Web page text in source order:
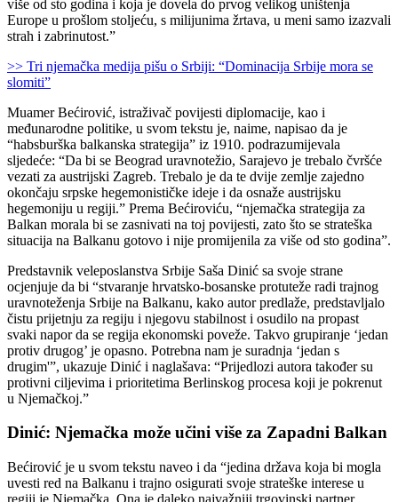
više od sto godina i koja je dovela do prvog velikog uništenja
Europe u prošlom stoljeću, s milijunima žrtava, u meni samo izazvali
strah i zabrinutost.”
>> Tri njemačka medija pišu o Srbiji: “Dominacija Srbije mora se
slomiti”
Muamer Bećirović, istraživač povijesti diplomacije, kao i
međunarodne politike, u svom tekstu je, naime, napisao da je
“habsburška balkanska strategija” iz 1910. podrazumijevala
sljedeće: “Da bi se Beograd uravnotežio, Sarajevo je trebalo čvršće
vezati za austrijski Zagreb. Trebalo je da te dvije zemlje zajedno
okončaju srpske hegemonističke ideje i da osnaže austrijsku
hegemoniju u regiji.” Prema Bećiroviću, “njemačka strategija za
Balkan morala bi se zasnivati na toj povijesti, zato što se strateška
situacija na Balkanu gotovo i nije promijenila za više od sto godina”.
Predstavnik veleposlanstva Srbije Saša Dinić sa svoje strane
ocjenjuje da bi “stvaranje hrvatsko-bosanske protuteže radi trajnog
uravnoteženja Srbije na Balkanu, kako autor predlaže, predstavljalo
čistu prijetnju za regiju i njegovu stabilnost i osudilo na propast
svaki napor da se regija ekonomski poveže. Takvo grupiranje ‘jedan
protiv drugog’ je opasno. Potrebna nam je suradnja ‘jedan s
drugim'”, ukazuje Dinić i naglašava: “Prijedlozi autora također su
protivni ciljevima i prioritetima Berlinskog procesa koji je pokrenut
u Njemačkoj.”
Dinić: Njemačka može učini više za Zapadni Balkan
Bećirović je u svom tekstu naveo i da “jedina država koja bi mogla
uvesti red na Balkanu i trajno osigurati svoje strateške interese u
regiji je Njemačka. Ona je daleko najvažniji trgovinski partner